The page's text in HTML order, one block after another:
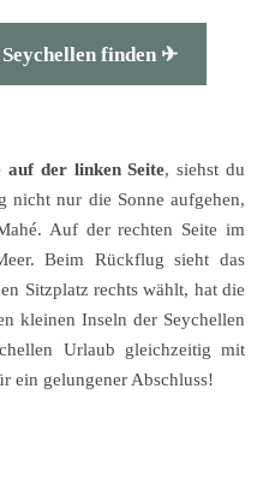
finden ✈︎
der linken Seite, siehst du
nicht nur die Sonne aufgehen,
Auf der rechten Seite im
Beim Rückflug sieht das
Sitzplatz rechts wählt, hat die
kleinen Inseln der Seychellen
Urlaub gleichzeitig mit
ein gelungener Abschluss!